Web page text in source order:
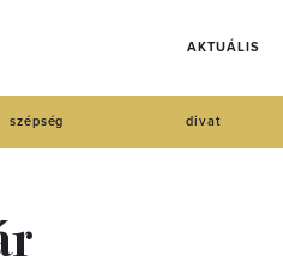
AKTUÁLIS
szépség divat